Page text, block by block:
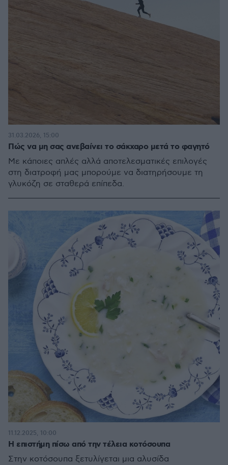
Πώς να μη σας ανεβαίνει το σάκχαρο μετά το φαγητό
Με κάποιες απλές αλλά αποτελεσματικές επιλογές
στη διατροφή μας μπορούμε να διατηρήσουμε τη
γλυκόζη σε σταθερά επίπεδα.
31.03.2026, 15:00
Η επιστήμη πίσω από την τέλεια κοτόσουπα
Στην κοτόσουπα ξετυλίγεται μια αλυσίδα
11.12.2025, 10:00